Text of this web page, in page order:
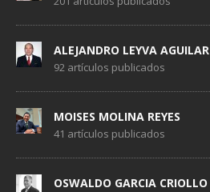
ALEJANDRO LEYVA AGUILAR
92 artículos publicados
MOISES MOLINA REYES
41 artículos publicados
OSWALDO GARCIA CRIOLLO